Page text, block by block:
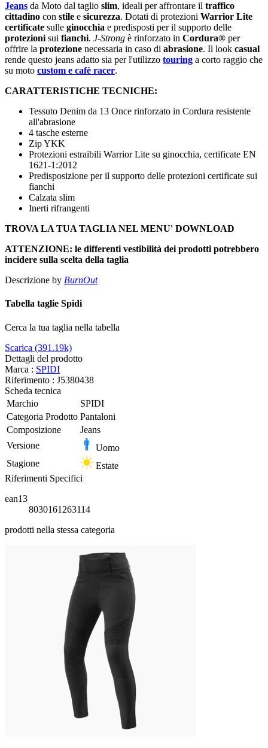
Jeans da Moto dal taglio slim, ideali per affrontare il traffico
cittadino con stile e sicurezza. Dotati di protezioni Warrior Lite
certificate sulle ginocchia e predisposti per il supporto delle
protezioni sui fianchi. J-Strong è rinforzato in Cordura® per
offrire la protezione necessaria in caso di abrasione. Il look casual
rende questo jeans adatto sia per l'utilizzo touring a corto raggio che
su moto custom e cafè racer.
CARATTERISTICHE TECNICHE:
Tessuto Denim da 13 Once rinforzato in Cordura resistente
all'abrasione
4 tasche esterne
Zip YKK
Protezioni estraibili Warrior Lite su ginocchia, certificate EN
1621-1:2012
Predisposizione per il supporto delle protezioni certificate sui
fianchi
Calzata slim
Inerti rifrangenti
TROVA LA TUA TAGLIA NEL MENU' DOWNLOAD
ATTENZIONE: le differenti vestibilità dei prodotti potrebbero
incidere sulla scelta della taglia
Descrizione by BurnOut
Tabella taglie Spidi
Cerca la tua taglia nella tabella
Scarica (391.19k)
Dettagli del prodotto
Marca : SPIDI
Riferimento : J5380438
Scheda tecnica
Marchio
SPIDI
Categoria Prodotto Pantaloni
Composizione
Jeans
Versione
Uomo
Stagione
Estate
Riferimenti Specifici
ean13
8030161263114
prodotti nella stessa categoria